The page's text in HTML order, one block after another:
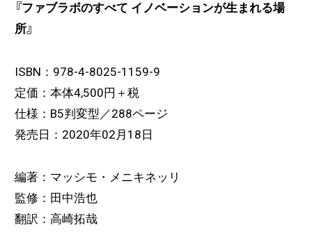
『ファブラボのすべて イノベーションが生まれる場
所』
ISBN：978-4-8025-1159-9
定価：本体4,500円＋税
仕様：B5判変型／288ページ
発売日：2020年02月18日
編著：マッシモ・メニキネッリ
監修：田中浩也
翻訳：高崎拓哉